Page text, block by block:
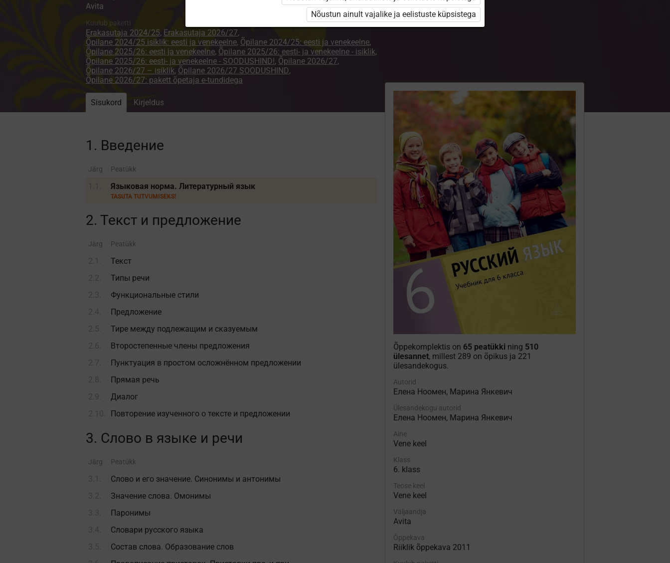
Avita
Kuulub paketti
Erakasutaja 2024/25, Erakasutaja 2026/27,
Õpilane 2024/25 isiklik: eesti ja venekeelne, Õpilane 2024/25: eesti ja venekeelne,
Õpilane 2025/26: eesti ja venekeelne, Õpilane 2025/26: eesti- ja venekeelne - isiklik,
Õpilane 2025/26: eesti- ja venekeelne - SOODUSHIND!, Õpilane 2026/27,
Õpilane 2026/27 – isiklik, Õpilane 2026/27 SOODUSHIND,
Õpilane 2026/27: pakett õpetaja e-tundidega
Sisukord Kirjeldus
1. Введение
Järg Peatükk
Языковая норма. Литературный язык
TASUTA TUTVUMISEKS!
2. Текст и предложение
Järg Peatükk
Текст
Типы речи
Функциональные стили
Предложение
Тире между подлежащим и сказуемым
Второстепенные члены предложения
Пунктуация в простом осложнённом предложении
Прямая речь
Диалог
Повторение изученного о тексте и предложении
3. Слово в языке и речи
Järg Peatükk
Слово и его значение. Синонимы и антонимы
Значение слова. Омонимы
Паронимы
Словари русского языка
Состав слова. Образование слов
Õppekomplektis on 65 peatükki ning 510
ülesannet, millest 289 on õpikus ja 221
ülesandekogus.
Autorid
Елена Ноомен, Марина Янкевич
Ülesandekogu autorid
Елена Ноомен, Марина Янкевич
Aine
Vene keel
Klass
6. klass
Teose keel
Vene keel
Väljaandja
Avita
Õppekava
Riiklik õppekava 2011
Nõustun ainult vajalike ja eelistuste küpsistega